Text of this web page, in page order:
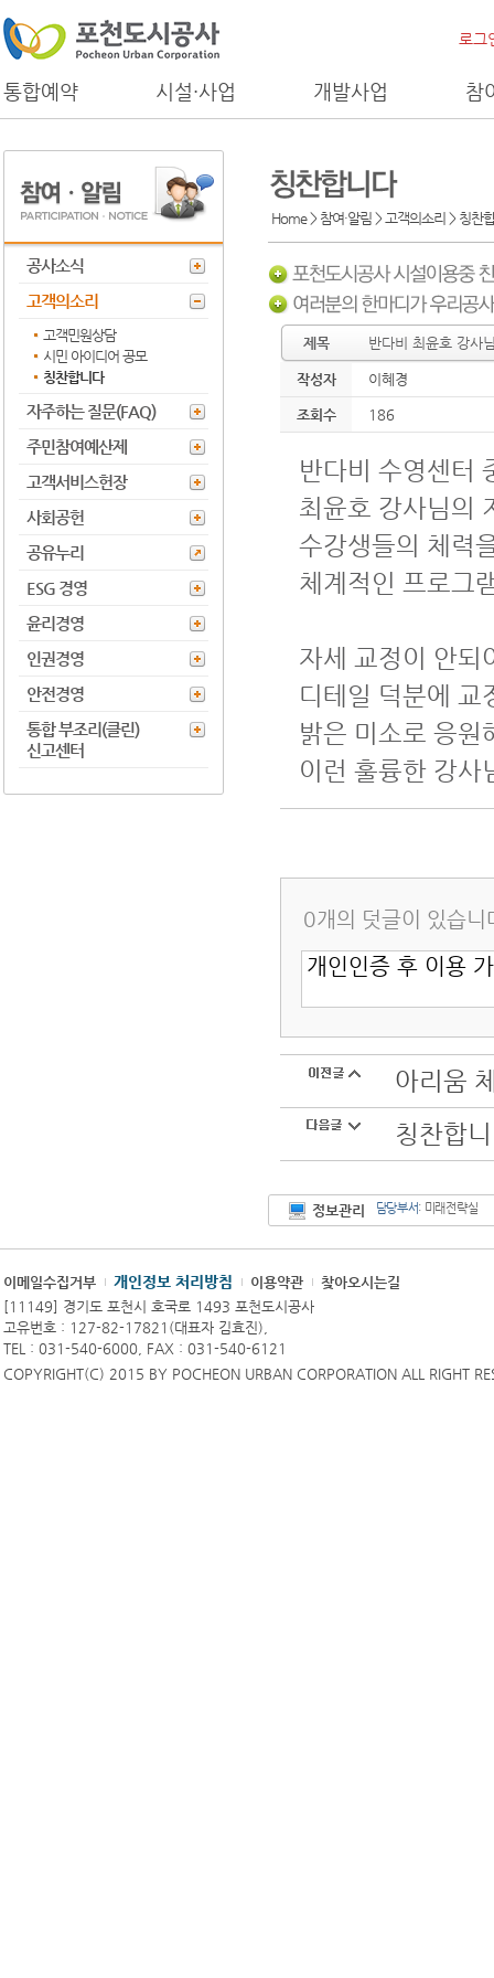
로그
통합예약 시설·사업 개발사업 참
공사소식
고객의소리
고객민원상담
시민 아이디어 공모
칭찬합니다
자주하는 질문(FAQ)
주민참여예산제
고객서비스헌장
사회공헌
공유누리
ESG 경영
윤리경영
인권경영
안전경영
통합 부조리(클린)
신고센터
Home > 참여·알림 > 고객의소리 > 칭찬
제목 반다비 최윤호 강사
작성자 이혜경
조회수 186
반다비 수영센터
최윤호 강사님의
수강생들의 체력
체계적인 프로그
자세 교정이 안되
디테일 덕분에 교
밝은 미소로 응원
이런 훌륭한 강사
0개의 덧글이 있습니
아리움
칭찬합
정보관리 담당부서: 미래전략실
이메일수집거부 개인정보 처리방침 이용약관
찾아오시는길
[11149] 경기도 포천시 호국로 1493 포천도시공사
고유번호 : 127-82-17821(대표자 김효진),
TEL : 031-540-6000, FAX : 031-540-6121
COPYRIGHT(C) 2015 BY POCHEON URBAN CORPORATION ALL RIGHT